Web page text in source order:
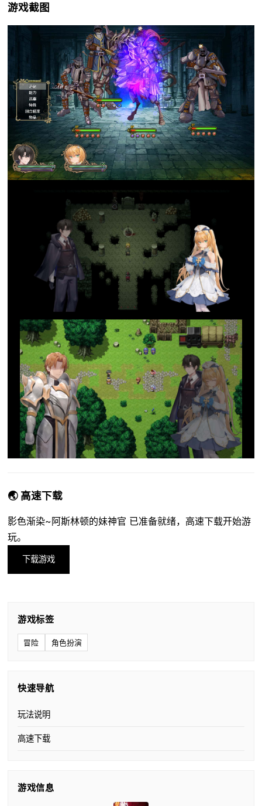
游戏截图
🌏 高速下载
影色渐染~阿斯林顿的妹神官 已准备就绪，高速下载开始游
玩。
下载游戏
游戏标签
冒险 角色扮演
快速导航
玩法说明
高速下载
游戏信息